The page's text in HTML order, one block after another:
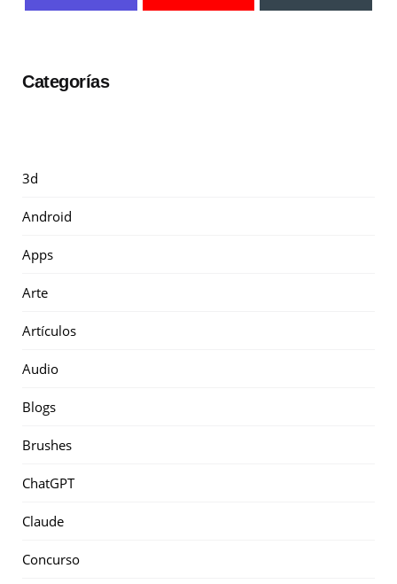
Categorías
3d
Android
Apps
Arte
Artículos
Audio
Blogs
Brushes
ChatGPT
Claude
Concurso